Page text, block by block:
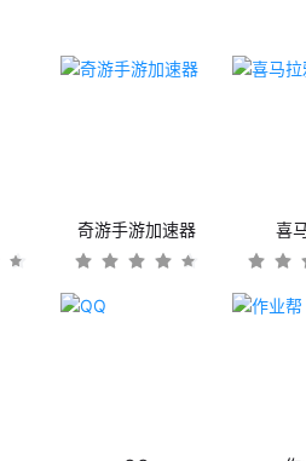
奇游手游加速器 喜